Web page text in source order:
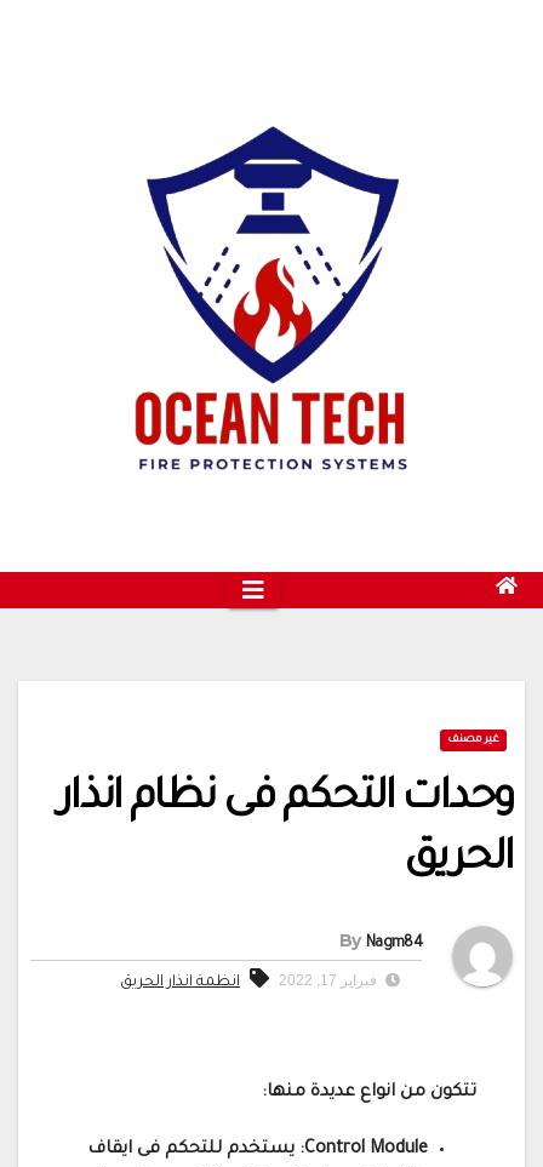
غير مصنف
وحدات التحكم فى نظام انذار
الحريق
By Nagm84
فبراير 17, 2022 انظمة انذار الحريق
تتكون من انواع عديدة منها:
Control Module: يستخدم للتحكم فى ايقاف